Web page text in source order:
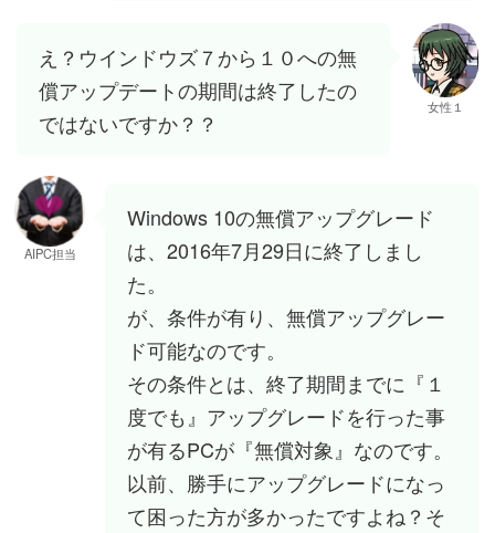
え？ウインドウズ７から１０への無
償アップデートの期間は終了したの
ではないですか？？
女性１
AIPC担当
Windows 10の無償アップグレード
は、2016年7月29日に終了しまし
た。
が、条件が有り、無償アップグレー
ド可能なのです。
その条件とは、終了期間までに『１
度でも』アップグレードを行った事
が有るPCが『無償対象』なのです。
以前、勝手にアップグレードになっ
て困った方が多かったですよね？そ